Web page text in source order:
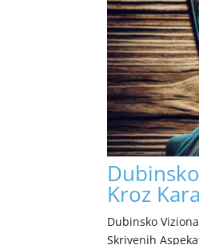
Kroz
Dubinsko
Skrivenih